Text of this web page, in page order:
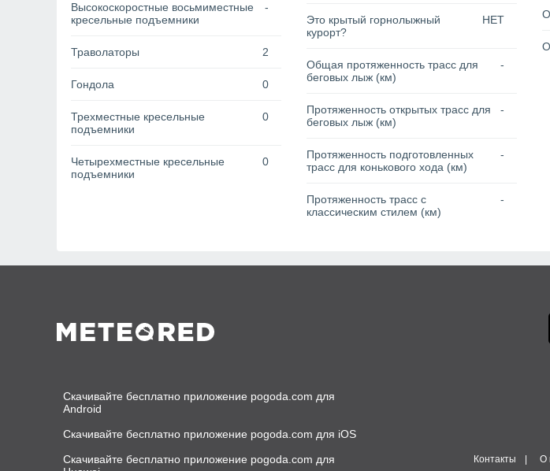
Высокоскоростные восьмиместные
кресельные подъемники
-
Траволаторы 2
Гондола 0
Трехместные кресельные
подъемники
0
Четырехместные кресельные
подъемники
0
Это крытый горнолыжный
курорт?
НЕТ
Общая протяженность трасс для
беговых лыж (км)
-
Протяженность открытых трасс для
беговых лыж (км)
-
Протяженность подготовленных
трасс для конькового хода (км)
-
Протяженность трасс с
классическим стилем (км)
-
Скачивайте бесплатно приложение pogoda.com для
Android
Скачивайте бесплатно приложение pogoda.com для iOS
Скачивайте бесплатно приложение pogoda.com для
Контакты О